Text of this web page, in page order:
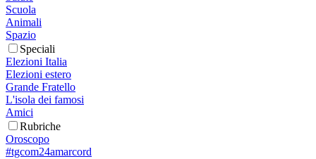
Scuola
Animali
Spazio
Speciali
Elezioni Italia
Elezioni estero
Grande Fratello
L'isola dei famosi
Amici
Rubriche
Oroscopo
#tgcom24amarcord